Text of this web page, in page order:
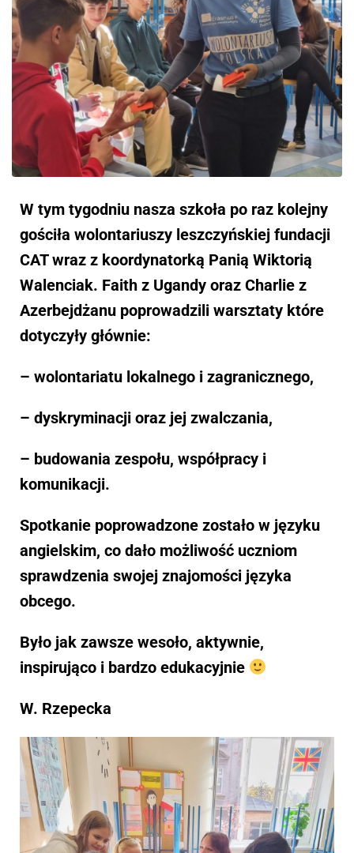
W tym tygodniu nasza szkoła po raz kolejny
gościła wolontariuszy leszczyńskiej fundacji
CAT wraz z koordynatorką Panią Wiktorią
Walenciak. Faith z Ugandy oraz Charlie z
Azerbejdżanu poprowadzili warsztaty które
dotyczyły głównie:
– wolontariatu lokalnego i zagranicznego,
– dyskryminacji oraz jej zwalczania,
– budowania zespołu, współpracy i
komunikacji.
Spotkanie poprowadzone zostało w języku
angielskim, co dało możliwość uczniom
sprawdzenia swojej znajomości języka
obcego.
Było jak zawsze wesoło, aktywnie,
inspirująco i bardzo edukacyjnie
W. Rzepecka